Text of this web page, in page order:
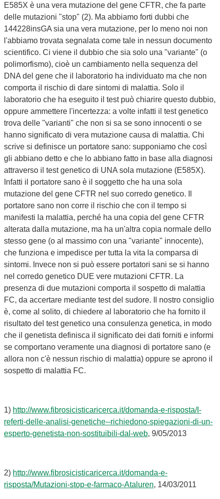
E585X è una vera mutazione del gene CFTR, che fa parte
delle mutazioni "stop" (2). Ma abbiamo forti dubbi che
144228insGA sia una vera mutazione, per lo meno noi non
l'abbiamo trovata segnalata come tale in nessun documento
scientifico. Ci viene il dubbio che sia solo una "variante" (o
polimorfismo), cioè un cambiamento nella sequenza del
DNA del gene che il laboratorio ha individuato ma che non
comporta il rischio di dare sintomi di malattia. Solo il
laboratorio che ha eseguito il test può chiarire questo dubbio,
oppure ammettere l'incertezza: a volte infatti il test genetico
trova delle "varianti" che non si sa se sono innocenti o se
hanno significato di vera mutazione causa di malattia. Chi
scrive si definisce un portatore sano: supponiamo che così
gli abbiano detto e che lo abbiano fatto in base alla diagnosi
attraverso il test genetico di UNA sola mutazione (E585X).
Infatti il portatore sano è il soggetto che ha una sola
mutazione del gene CFTR nel suo corredo genetico. Il
portatore sano non corre il rischio che con il tempo si
manifesti la malattia, perché ha una copia del gene CFTR
alterata dalla mutazione, ma ha un'altra copia normale dello
stesso gene (o al massimo con una "variante" innocente),
che funziona e impedisce per tutta la vita la comparsa di
sintomi. Invece non si può essere portatori sani se si hanno
nel corredo genetico DUE vere mutazioni CFTR. La
presenza di due mutazioni comporta il sospetto di malattia
FC, da accertare mediante test del sudore. Il nostro consiglio
è, come al solito, di chiedere al laboratorio che ha fornito il
risultato del test genetico una consulenza genetica, in modo
che il genetista definisca il significato dei dati forniti e informi
se comportano veramente una diagnosi di portatore sano (e
allora non c'è nessun rischio di malattia) oppure se aprono il
sospetto di malattia FC.
1) http://www.fibrosicisticaricerca.it/domanda-e-risposta/I-
referti-delle-analisi-genetiche--richiedono-spiegazioni-di-un-
esperto-genetista-non-sostituibili-dal-web, 9/05/2013
2) http://www.fibrosicisticaricerca.it/domanda-e-
risposta/Mutazioni-stop-e-farmaco-Ataluren, 14/03/2011